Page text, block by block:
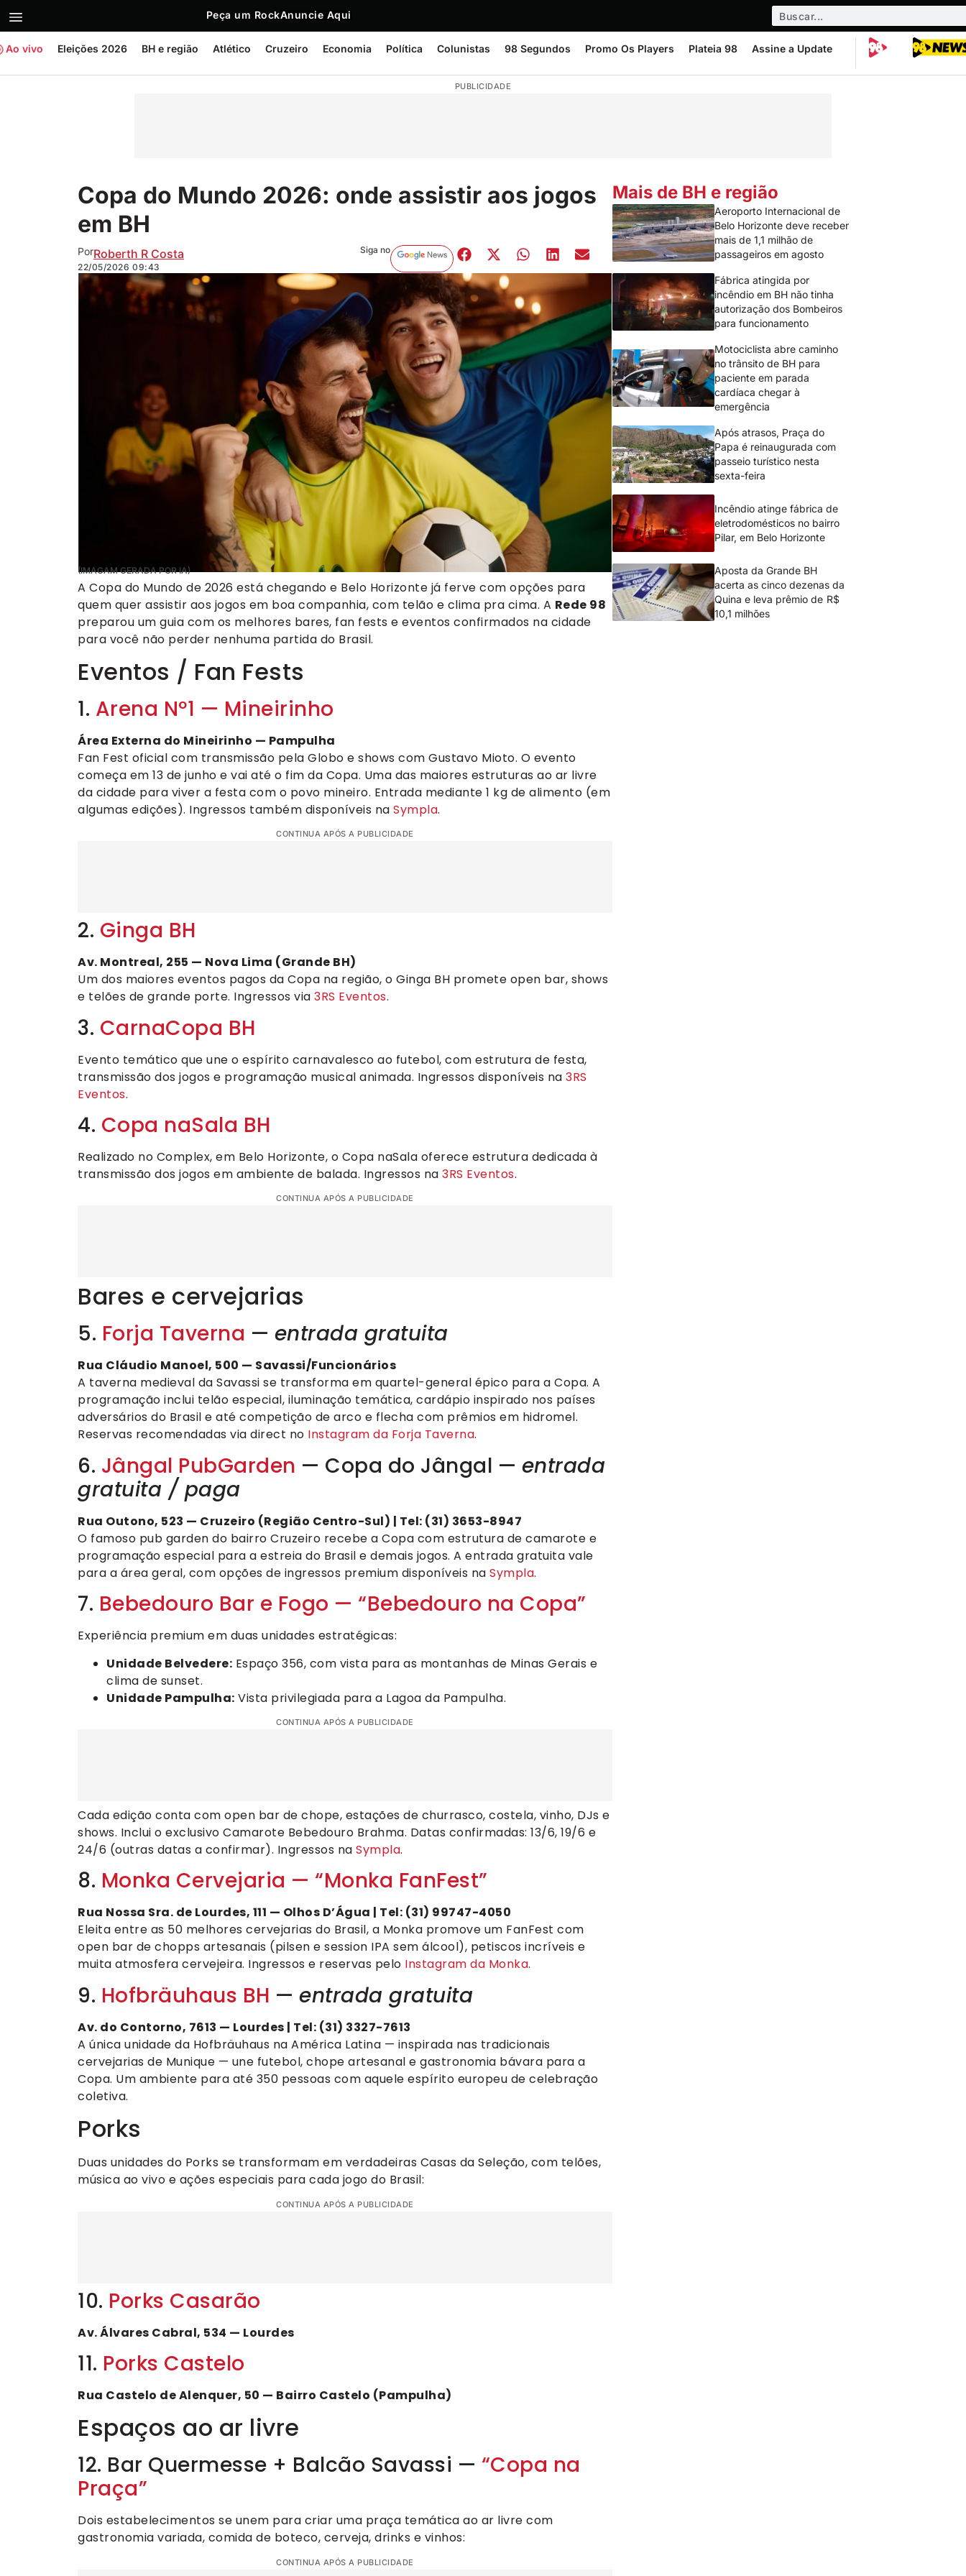
Peça um RockAnuncie Aqui
Ao vivo Eleições 2026 BH e região Atlético Cruzeiro Economia Política Colunistas 98 Segundos Promo Os Players Plateia 98 Assine a Update
PUBLICIDADE
Copa do Mundo 2026: onde assistir aos jogos
em BH
PorRoberth R Costa
22/05/2026 09:43
Siga no
(IMAGAM GERADA POR IA)
A Copa do Mundo de 2026 está chegando e Belo Horizonte já ferve com opções para
quem quer assistir aos jogos em boa companhia, com telão e clima pra cima. A Rede 98
preparou um guia com os melhores bares, fan fests e eventos confirmados na cidade
para você não perder nenhuma partida do Brasil.
Eventos / Fan Fests
1. Arena Nº1 — Mineirinho
Área Externa do Mineirinho — Pampulha
Fan Fest oficial com transmissão pela Globo e shows com Gustavo Mioto. O evento
começa em 13 de junho e vai até o fim da Copa. Uma das maiores estruturas ao ar livre
da cidade para viver a festa com o povo mineiro. Entrada mediante 1 kg de alimento (em
algumas edições). Ingressos também disponíveis na Sympla.
CONTINUA APÓS A PUBLICIDADE
2. Ginga BH
Av. Montreal, 255 — Nova Lima (Grande BH)
Um dos maiores eventos pagos da Copa na região, o Ginga BH promete open bar, shows
e telões de grande porte. Ingressos via 3RS Eventos.
3. CarnaCopa BH
Evento temático que une o espírito carnavalesco ao futebol, com estrutura de festa,
transmissão dos jogos e programação musical animada. Ingressos disponíveis na 3RS
Eventos.
4. Copa naSala BH
Realizado no Complex, em Belo Horizonte, o Copa naSala oferece estrutura dedicada à
transmissão dos jogos em ambiente de balada. Ingressos na 3RS Eventos.
CONTINUA APÓS A PUBLICIDADE
Bares e cervejarias
5. Forja Taverna — entrada gratuita
Rua Cláudio Manoel, 500 — Savassi/Funcionários
A taverna medieval da Savassi se transforma em quartel-general épico para a Copa. A
programação inclui telão especial, iluminação temática, cardápio inspirado nos países
adversários do Brasil e até competição de arco e flecha com prêmios em hidromel.
Reservas recomendadas via direct no Instagram da Forja Taverna.
6. Jângal PubGarden — Copa do Jângal — entrada
gratuita / paga
Rua Outono, 523 — Cruzeiro (Região Centro-Sul) | Tel: (31) 3653-8947
O famoso pub garden do bairro Cruzeiro recebe a Copa com estrutura de camarote e
programação especial para a estreia do Brasil e demais jogos. A entrada gratuita vale
para a área geral, com opções de ingressos premium disponíveis na Sympla.
7. Bebedouro Bar e Fogo — “Bebedouro na Copa”
Experiência premium em duas unidades estratégicas:
Unidade Belvedere: Espaço 356, com vista para as montanhas de Minas Gerais e
clima de sunset.
Unidade Pampulha: Vista privilegiada para a Lagoa da Pampulha.
CONTINUA APÓS A PUBLICIDADE
Cada edição conta com open bar de chope, estações de churrasco, costela, vinho, DJs e
shows. Inclui o exclusivo Camarote Bebedouro Brahma. Datas confirmadas: 13/6, 19/6 e
24/6 (outras datas a confirmar). Ingressos na Sympla.
8. Monka Cervejaria — “Monka FanFest”
Rua Nossa Sra. de Lourdes, 111 — Olhos D’Água | Tel: (31) 99747-4050
Eleita entre as 50 melhores cervejarias do Brasil, a Monka promove um FanFest com
open bar de chopps artesanais (pilsen e session IPA sem álcool), petiscos incríveis e
muita atmosfera cervejeira. Ingressos e reservas pelo Instagram da Monka.
9. Hofbräuhaus BH — entrada gratuita
Av. do Contorno, 7613 — Lourdes | Tel: (31) 3327-7613
A única unidade da Hofbräuhaus na América Latina — inspirada nas tradicionais
cervejarias de Munique — une futebol, chope artesanal e gastronomia bávara para a
Copa. Um ambiente para até 350 pessoas com aquele espírito europeu de celebração
coletiva.
Porks
Duas unidades do Porks se transformam em verdadeiras Casas da Seleção, com telões,
música ao vivo e ações especiais para cada jogo do Brasil:
CONTINUA APÓS A PUBLICIDADE
10. Porks Casarão
Av. Álvares Cabral, 534 — Lourdes
11. Porks Castelo
Rua Castelo de Alenquer, 50 — Bairro Castelo (Pampulha)
Espaços ao ar livre
12. Bar Quermesse + Balcão Savassi — “Copa na
Praça”
Dois estabelecimentos se unem para criar uma praça temática ao ar livre com
gastronomia variada, comida de boteco, cerveja, drinks e vinhos:
CONTINUA APÓS A PUBLICIDADE
Mais de BH e região
Aeroporto Internacional de
Belo Horizonte deve receber
mais de 1,1 milhão de
passageiros em agosto
Fábrica atingida por
incêndio em BH não tinha
autorização dos Bombeiros
para funcionamento
Motociclista abre caminho
no trânsito de BH para
paciente em parada
cardíaca chegar à
emergência
Após atrasos, Praça do
Papa é reinaugurada com
passeio turístico nesta
sexta-feira
Incêndio atinge fábrica de
eletrodomésticos no bairro
Pilar, em Belo Horizonte
Aposta da Grande BH
acerta as cinco dezenas da
Quina e leva prêmio de R$
10,1 milhões